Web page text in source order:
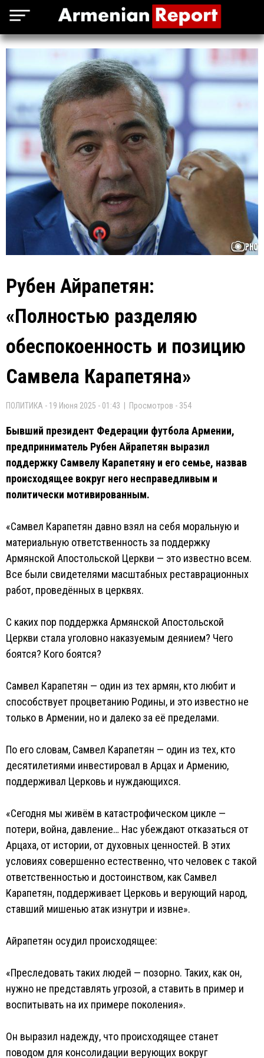
Рубен Айрапетян:
«Полностью разделяю
обеспокоенность и позицию
Самвела Карапетяна»
ПОЛИТИКА - 19 Июня 2025 - 01:43 | Просмотров - 354
Бывший президент Федерации футбола Армении,
предприниматель Рубен Айрапетян выразил
поддержку Самвелу Карапетяну и его семье, назвав
происходящее вокруг него несправедливым и
политически мотивированным.
«Самвел Карапетян давно взял на себя моральную и
материальную ответственность за поддержку
Армянской Апостольской Церкви — это известно всем.
Все были свидетелями масштабных реставрационных
работ, проведённых в церквях.
С каких пор поддержка Армянской Апостольской
Церкви стала уголовно наказуемым деянием? Чего
боятся? Кого боятся?
Самвел Карапетян — один из тех армян, кто любит и
способствует процветанию Родины, и это известно не
только в Армении, но и далеко за её пределами.
По его словам, Самвел Карапетян — один из тех, кто
десятилетиями инвестировал в Арцах и Армению,
поддерживал Церковь и нуждающихся.
«Сегодня мы живём в катастрофическом цикле —
потери, война, давление… Нас убеждают отказаться от
Арцаха, от истории, от духовных ценностей. В этих
условиях совершенно естественно, что человек с такой
ответственностью и достоинством, как Самвел
Карапетян, поддерживает Церковь и верующий народ,
ставший мишенью атак изнутри и извне».
Айрапетян осудил происходящее:
«Преследовать таких людей — позорно. Таких, как он,
нужно не представлять угрозой, а ставить в пример и
воспитывать на их примере поколения».
Он выразил надежду, что происходящее станет
поводом для консолидации верующих вокруг